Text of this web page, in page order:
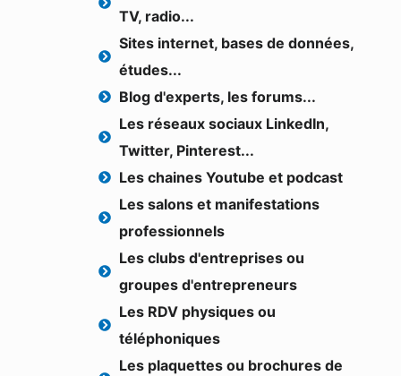
TV, radio...
Sites internet, bases de données,
études...
Blog d'experts, les forums...
Les réseaux sociaux LinkedIn,
Twitter, Pinterest...
Les chaines Youtube et podcast
Les salons et manifestations
professionnels
Les clubs d'entreprises ou
groupes d'entrepreneurs
Les RDV physiques ou
téléphoniques
Les plaquettes ou brochures de